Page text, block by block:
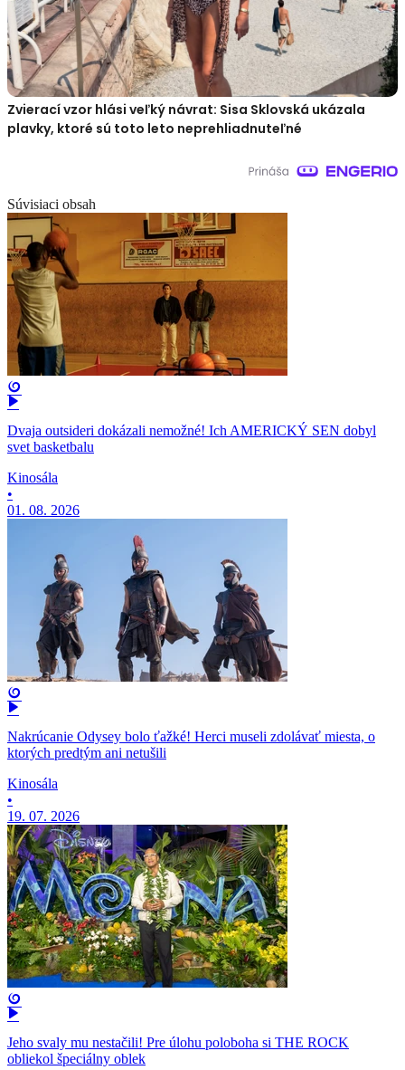
Zvierací vzor hlási veľký návrat: Sisa Sklovská ukázala
plavky, ktoré sú toto leto neprehliadnuteľné
Súvisiaci obsah
Dvaja outsideri dokázali nemožné! Ich AMERICKÝ SEN dobyl
svet basketbalu
Kinosála
•
01. 08. 2026
Nakrúcanie Odysey bolo ťažké! Herci museli zdolávať miesta, o
ktorých predtým ani netušili
Kinosála
•
19. 07. 2026
Jeho svaly mu nestačili! Pre úlohu poloboha si THE ROCK
obliekol špeciálny oblek